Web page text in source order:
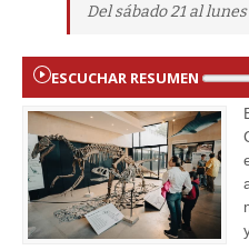
Del sábado 21 al
ESCUCHAR RESUMEN